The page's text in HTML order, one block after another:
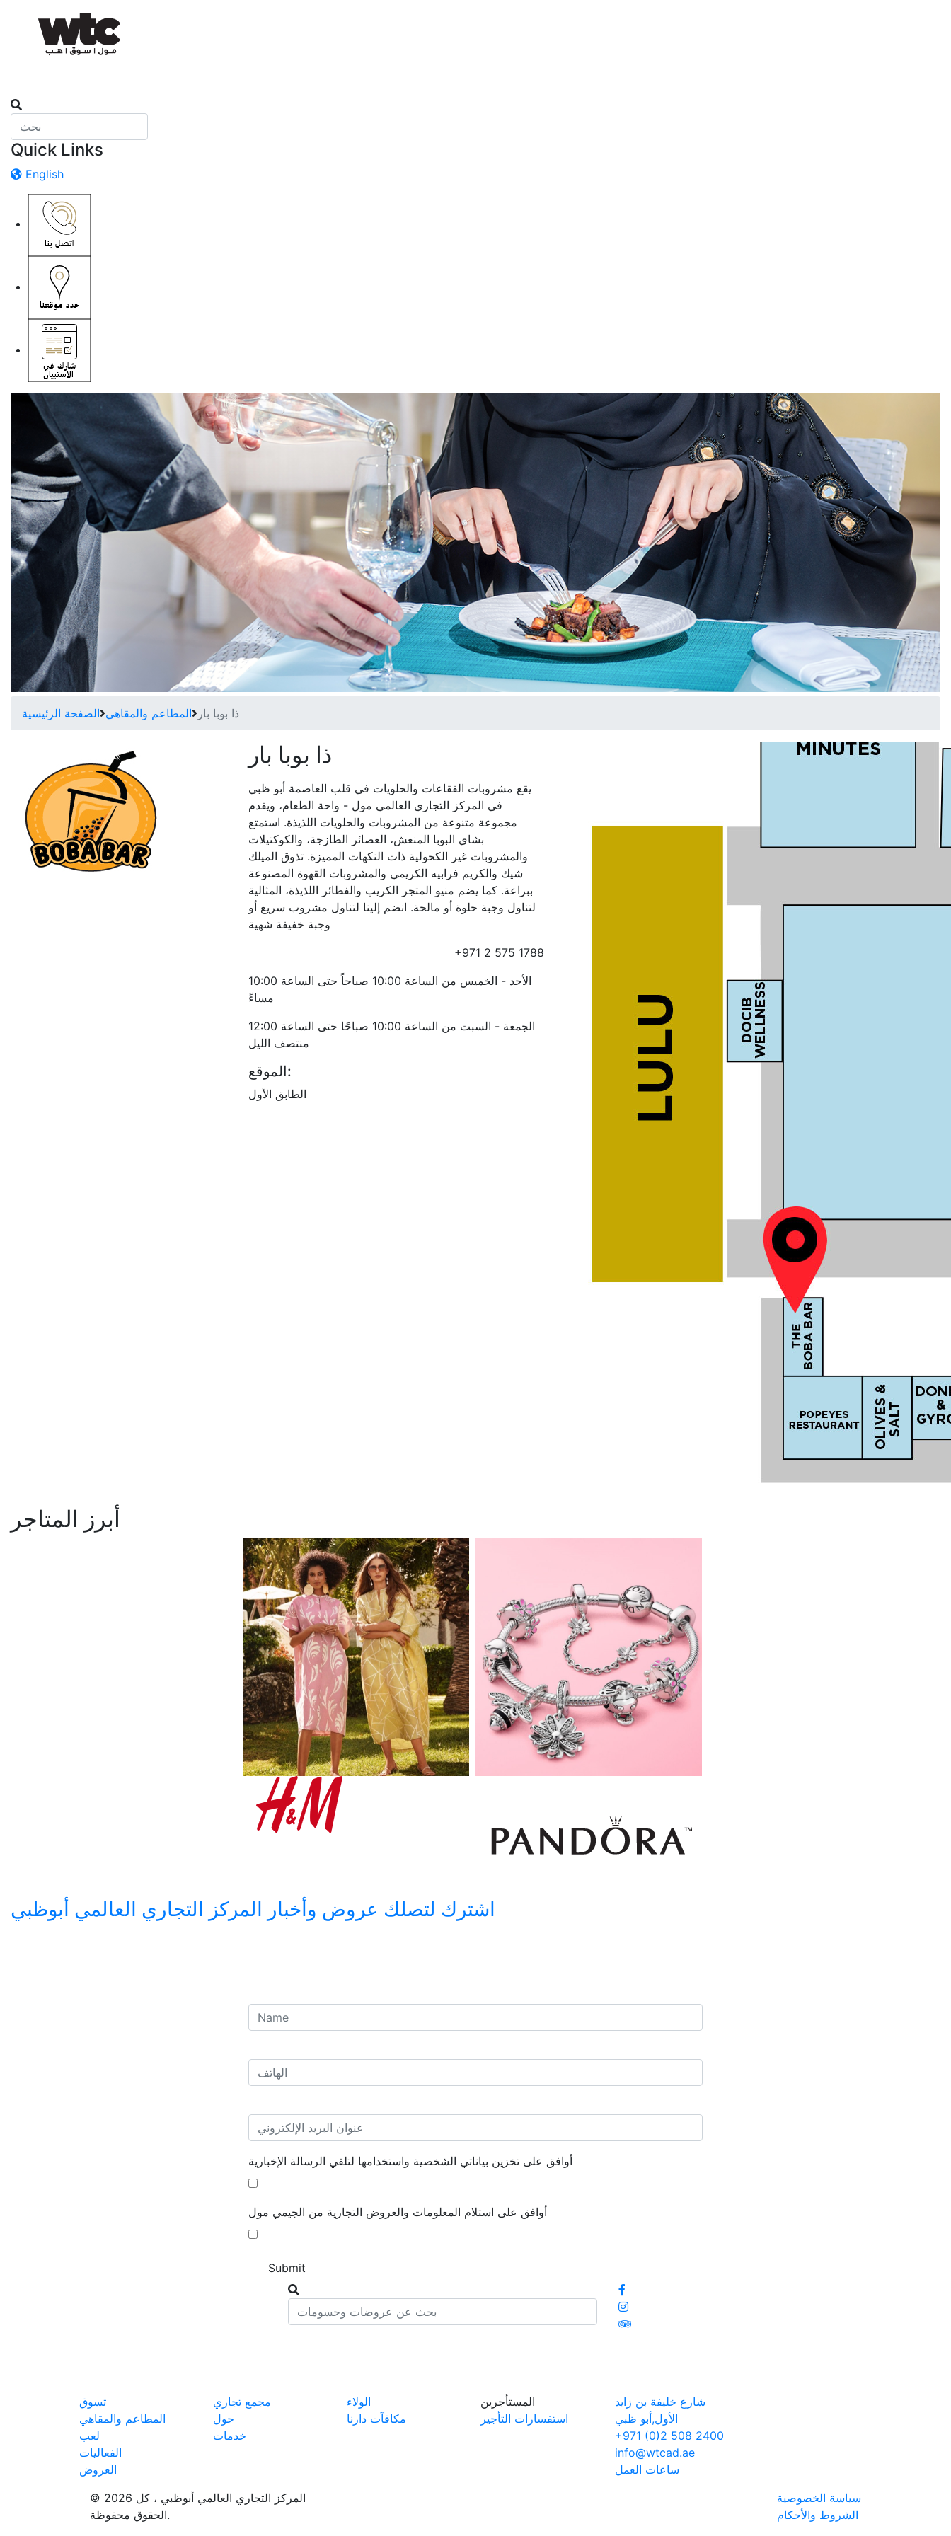
Quick Links
English
الصفحة الرئيسية المطاعم والمقاهي ذا بوبا بار
ذا بوبا بار
يقع مشروبات الفقاعات والحلويات في قلب العاصمة أبو ظبي
في المركز التجاري العالمي مول - واحة الطعام، ويقدم
مجموعة متنوعة من المشروبات والحلويات اللذيذة. استمتع
بشاي البوبا المنعش، العصائر الطازجة، والكوكتيلات
والمشروبات غير الكحولية ذات النكهات المميزة. تذوق الميلك
شيك والكريم فرابيه الكريمي والمشروبات القهوة المصنوعة
ببراعة. كما يضم منيو المتجر الكريب والفطائر اللذيذة، المثالية
لتناول وجبة حلوة أو مالحة. انضم إلينا لتناول مشروب سريع أو
وجبة خفيفة شهية
+971 2 575 1788
الأحد - الخميس من الساعة 10:00 صباحاً حتى الساعة 10:00
مساءً
الجمعة - السبت من الساعة 10:00 صباحًا حتى الساعة 12:00
منتصف الليل
الموقع:
الطابق الأول
أبرز المتاجر
اشترك لتصلك عروض وأخبار المركز التجاري العالمي أبوظبي
أوافق على تخزين بياناتي الشخصية واستخدامها لتلقي الرسالة الإخبارية
أوافق على استلام المعلومات والعروض التجارية من الجيمي مول
تسوق
المطاعم والمقاهي
لعب
الفعاليات
العروض
مجمع تجاري
حول
خدمات
الولاء
مكافآت دارنا
المستأجرين
استفسارات التأجير
شارع خليفة بن زايد
الأول,أبو ظبي
+971 (0)2 508 2400
info@wtcad.ae
ساعات العمل
© 2026 المركز التجاري العالمي أبوظبي ، كل
الحقوق محفوظة.
سياسة الخصوصية
الشروط والأحكام